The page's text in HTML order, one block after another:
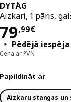
DYTÅG
Aizkari, 1 pāris,
79,99€
Cena
Pēdējā iespēja
Cena ar PVN
Papildināt ar
Aizkaru stangas un